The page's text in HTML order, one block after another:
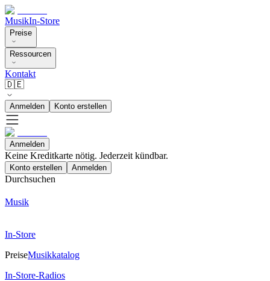
MusikIn-Store
Preise
Ressourcen
Kontakt
🇩🇪
Anmelden Konto erstellen
Anmelden
Keine Kreditkarte nötig. Jederzeit kündbar.
Konto erstellen Anmelden
Durchsuchen
Musik
In-Store
PreiseMusikkatalog
In-Store-Radios